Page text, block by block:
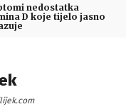
nedostatka
D koje tijelo jasno